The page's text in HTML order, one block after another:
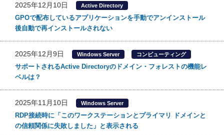
2025年12月10日 Active Directory
GPOで配布しているアプリケーションを手動でアンインストール
後自動で再インストールされない
2025年12月9日 Windows Server コンピューティング
サポートされるActive Directoryのドメイン・フォレストの機能レ
ベルは？
2025年11月10日 Windows Server
RDP接続時に「このワークステーションとプライマリ ドメインと
の信頼関係に失敗しました」と表示される